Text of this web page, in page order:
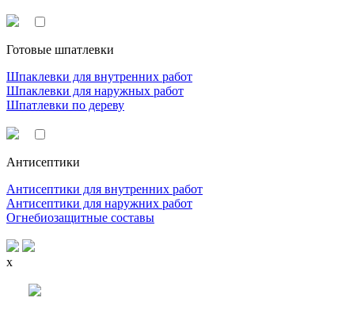
Готовые шпатлевки
Шпаклевки для внутренних работ
Шпаклевки для наружных работ
Шпатлевки по дереву
Антисептики
Антисептики для внутренних работ
Антисептики для наружних работ
Огнебиозащитные составы
x